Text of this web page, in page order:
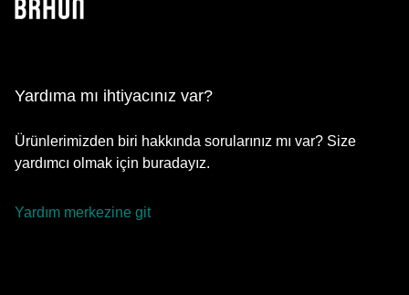
Yardıma mı ihtiyacınız var?
Ürünlerimizden biri hakkında sorularınız mı var? Size
yardımcı olmak için buradayız.
Yardım merkezine git